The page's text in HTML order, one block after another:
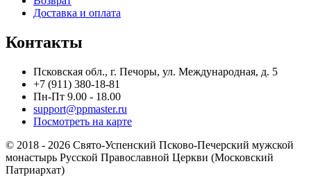
Доставка и оплата
Контакты
Псковская обл., г. Печоры, ул. Международная, д. 5
+7 (911) 380-18-81
Пн-Пт 9.00 - 18.00
support@ppmaster.ru
Посмотреть на карте
© 2018 - 2026 Свято-Успенский Псково-Печерский мужской
монастырь Русской Православной Церкви (Московский
Патриархат)